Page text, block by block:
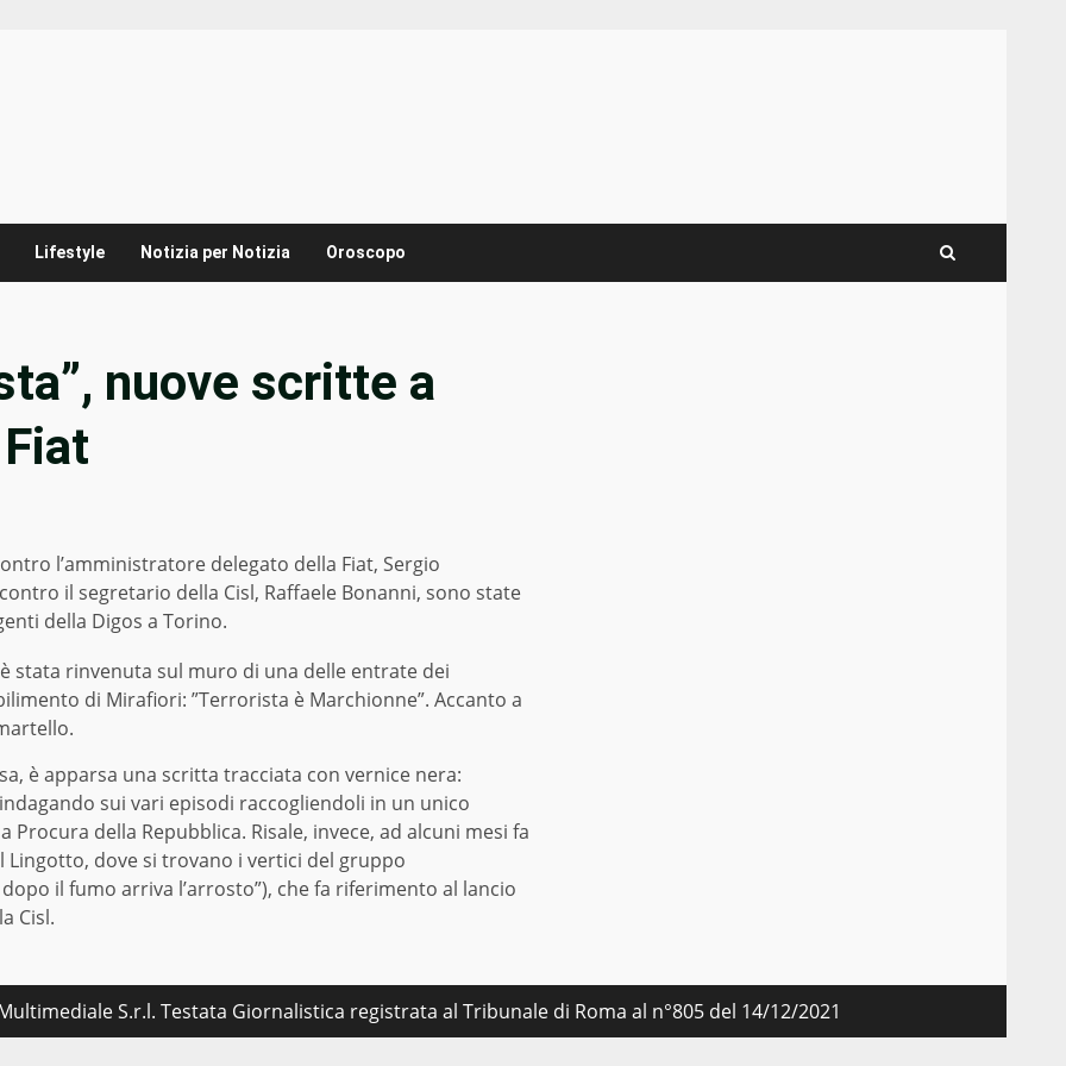
Lifestyle Notizia per Notizia Oroscopo
nuove scritte a
l’amministratore delegato della Fiat, Sergio
il segretario della Cisl, Raffaele Bonanni, sono state
della Digos a Torino.
stata rinvenuta sul muro di una delle entrate dei
di Mirafiori: ”Terrorista è Marchionne”. Accanto a
è apparsa una scritta tracciata con vernice nera:
sui vari episodi raccogliendoli in un unico
della Repubblica. Risale, invece, ad alcuni mesi fa
dove si trovano i vertici del gruppo
il fumo arriva l’arrosto”), che fa riferimento al lancio
Cisl.
S.r.l. Testata Giornalistica registrata al Tribunale di Roma al n°805 del 14/12/2021